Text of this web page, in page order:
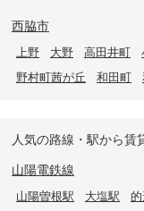
西脇市
上野 大野 高田井町
野村町茜が丘
和田町
人気の路線・駅から賃
山陽電鉄線
山陽曽根駅 大塩駅